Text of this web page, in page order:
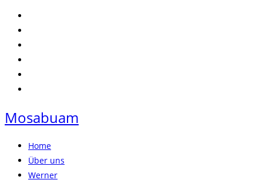
Zum
Inhalt
springen
Mosabuam
Home
Über uns
Werner